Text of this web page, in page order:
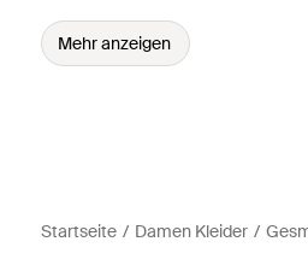
Mehr anzeigen
Startseite Damen Kleider